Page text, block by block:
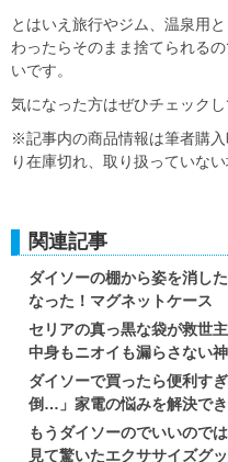
とはいえ旅行やジム、温泉用
わったらそのまま捨てられる
いです。
気になった方はぜひチェックし
※記事内の商品情報は筆者購
り在庫切れ、取り扱っていない
関連記事
ダイソーの棚から姿を消し
なった！マグネットケース
セリアの真っ黒な袋が救世
中身もニオイも漏らさない
ダイソーで買ったら便利す
倒…」家電の悩みを解決で
もうダイソーのでいいので
見て驚いたエクササイズグ